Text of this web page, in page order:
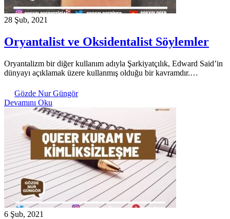
28 Şub, 2021
Oryantalist ve Oksidentalist Söylemler
Oryantalizm bir diğer kullanım adıyla Şarkiyatçılık, Edward Said’in
dünyayı açıklamak üzere kullanmış olduğu bir kavramdır.…
Gözde Nur Güngör
Devamını Oku
6 Şub, 2021